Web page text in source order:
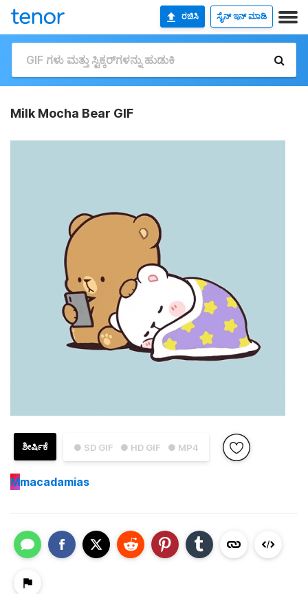
ರಚಿಸಿ ಸೈನ್ ಇನ್ ಮಾಡಿ
Milk Mocha Bear GIF
● SD GIF ● HD GIF ● MP4
ಶೀರ್ಷಿಕೆ
Mmacadamias